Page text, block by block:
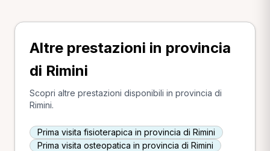
Altre prestazioni in provincia
di Rimini
Scopri altre prestazioni disponibili in provincia di
Rimini.
Prima visita fisioterapica in provincia di Rimini
Prima visita osteopatica in provincia di Rimini